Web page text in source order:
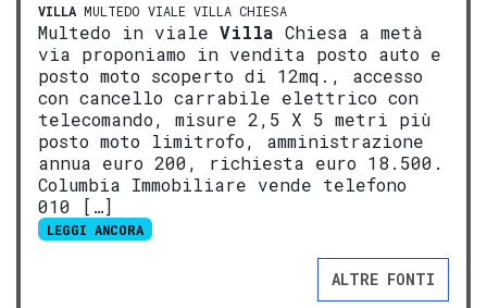
VILLA MULTEDO VIALE VILLA CHIESA
Multedo in viale Villa Chiesa a metà
via proponiamo in vendita posto auto e
posto moto scoperto di 12mq., accesso
con cancello carrabile elettrico con
telecomando, misure 2,5 X 5 metri più
posto moto limitrofo, amministrazione
annua euro 200, richiesta euro 18.500.
Columbia Immobiliare vende telefono
010 […]
LEGGI ANCORA
ALTRE FONTI